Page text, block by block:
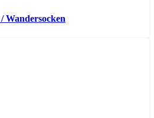
Wandersocken